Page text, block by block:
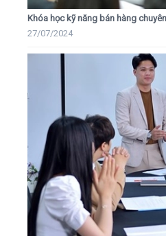
Khóa học kỹ năng bán hàng
27/07/2024